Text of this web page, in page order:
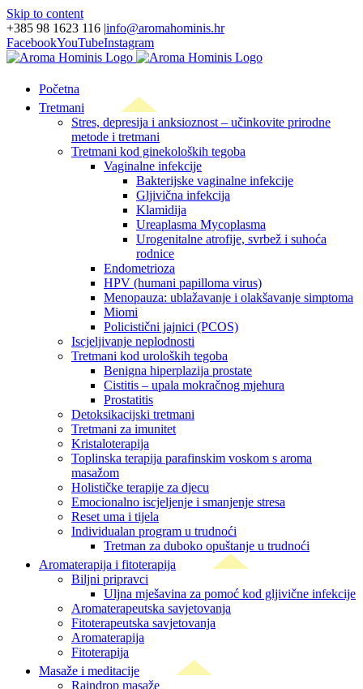
Skip to content
+385 98 1623 116 |info@aromahominis.hr
FacebookYouTubeInstagram
Početna
Tretmani
Stres, depresija i anksioznost – učinkovite prirodne
metode i tretmani
Tretmani kod ginekoloških tegoba
Vaginalne infekcije
Bakterijske vaginalne infekcije
Gljivična infekcija
Klamidija
Ureaplasma Mycoplasma
Urogenitalne atrofije, svrbež i suhoća
rodnice
Endometrioza
HPV (humani papilloma virus)
Menopauza: ublažavanje i olakšavanje simptoma
Miomi
Policistični jajnici (PCOS)
Iscjeljivanje neplodnosti
Tretmani kod uroloških tegoba
Benigna hiperplazija prostate
Cistitis – upala mokračnog mjehura
Prostatitis
Detoksikacijski tretmani
Tretmani za imunitet
Kristaloterapija
Toplinska terapija parafinskim voskom s aroma
masažom
Holističke terapije za djecu
Emocionalno iscjeljenje i smanjenje stresa
Reset uma i tijela
Individualan program u trudnoći
Tretman za duboko opuštanje u trudnoći
Aromaterapija i fitoterapija
Biljni pripravci
Uljna mješavina za pomoć kod gljivične infekcije
Aromaterapeutska savjetovanja
Fitoterapeutska savjetovanja
Aromaterapija
Fitoterapija
Masaže i meditacije
Raindrop masaže